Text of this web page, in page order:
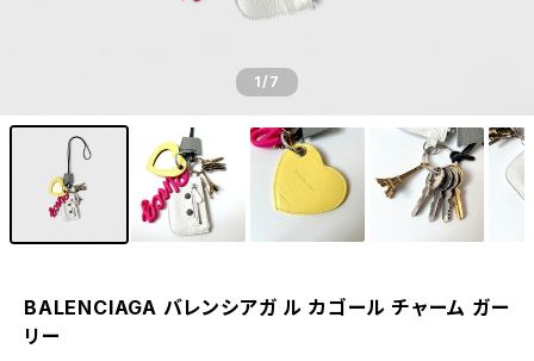
1/7
BALENCIAGA バレンシアガ ル カゴール チャーム ガー
リー